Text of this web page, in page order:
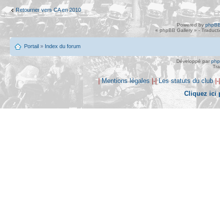
Retourner vers CA en 2010
Powered by
« phpBB Gallery » -
Portail » Index du forum
Développé par
|Mentions légales|-|Les statuts du club
Cliquez ici